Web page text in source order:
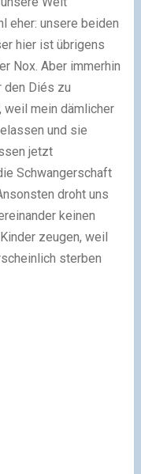
eher: unsere beiden
hier ist übrigens
Nox. Aber immerhin
den Diés zu
weil mein dämlicher
und sie
jetzt
Schwangerschaft
droht uns
keinen
zeugen, weil
sterben